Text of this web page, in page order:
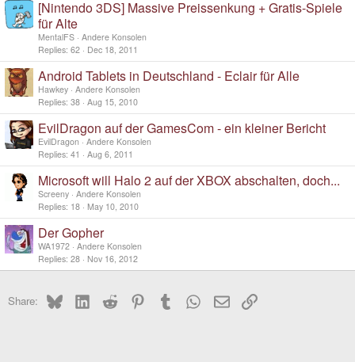
[Nintendo 3DS] Massive Preissenkung + Gratis-Spiele
für Alte
MentalFS Andere Konsolen
Replies 62 Dec 18, 2011
Android Tablets in Deutschland - Eclair für Alle
Hawkey Andere Konsolen
Replies 38 Aug 15, 2010
EvilDragon auf der GamesCom - ein kleiner Bericht
EvilDragon
Andere Konsolen
Replies 41 Aug 6, 2011
Microsoft will Halo 2 auf der XBOX abschalten, doch...
Screeny Andere Konsolen
Replies 18 May 10, 2010
Der Gopher
WA1972 Andere Konsolen
Replies 28 Nov 16, 2012
Share: BlueskyLinkedInReddit PinterestTumblr WhatsApp
EmailLink